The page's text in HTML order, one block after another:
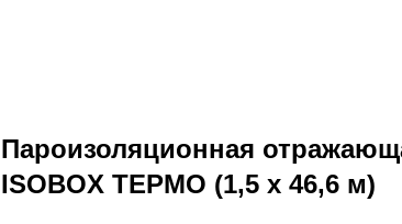
Пароизоляционная
ISOBOX ТЕРМО (1,5 x 46,6 м)